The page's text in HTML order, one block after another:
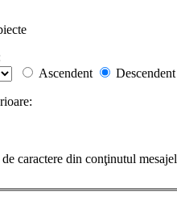
Ascendent
Descendent
de caractere din conţinutul